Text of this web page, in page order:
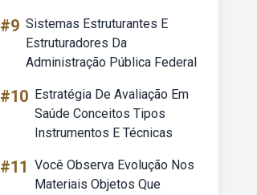
#9 Sistemas Estruturantes E
Estruturadores Da
Administração Pública Federal
#10 Estratégia De Avaliação Em
Saúde Conceitos Tipos
Instrumentos E Técnicas
#11 Você Observa Evolução Nos
Materiais Objetos Que